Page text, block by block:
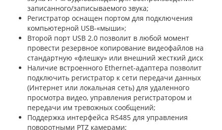
записанного/записываемого звука;
Регистратор оснащен портом для подключения
компьютерной USB-«мыши»;
Второй порт USB 2.0 позволит в любой момент
провести резервное копирование видеофайлов на
стандартную «флешку» или внешний жесткий диск
Наличие встроенного Ethernet-адаптера позволит
подключить регистратор к сети передачи данных
(Интернет или локальная сеть) для удаленного
просмотра видео, управления регистратором и
передачи им тревожных сообщений;
Поддержка интерфейса RS485 для управления
поворотными PTZ камерами;